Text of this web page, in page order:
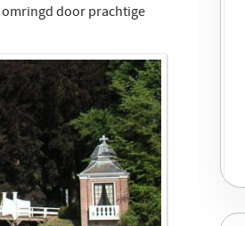
omringd door prachtige